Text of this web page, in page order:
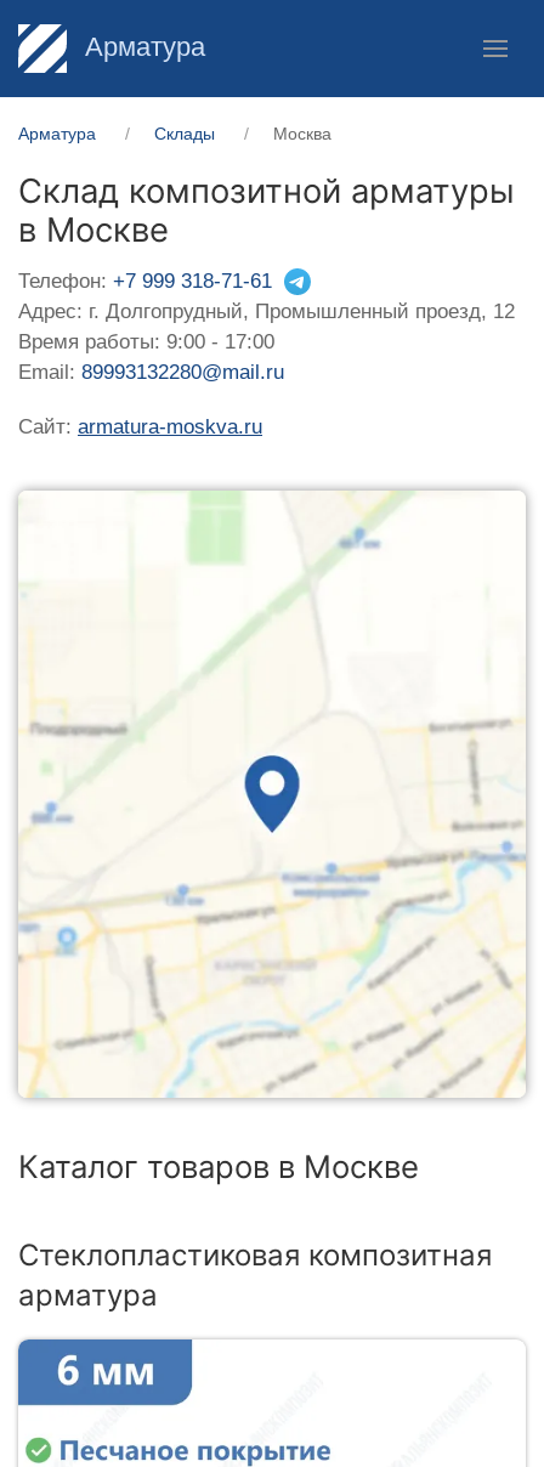
Арматура
Арматура Склады Москва
Склад композитной арматуры
в Москве
Телефон: +7 999 318-71-61
Адрес: г. Долгопрудный, Промышленный проезд, 12
Время работы: 9:00 - 17:00
Email: 89993132280@mail.ru
Сайт: armatura-moskva.ru
Каталог товаров в Москве
Стеклопластиковая композитная
арматура